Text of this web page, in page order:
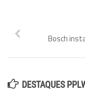
Bosch
DESTAQUES